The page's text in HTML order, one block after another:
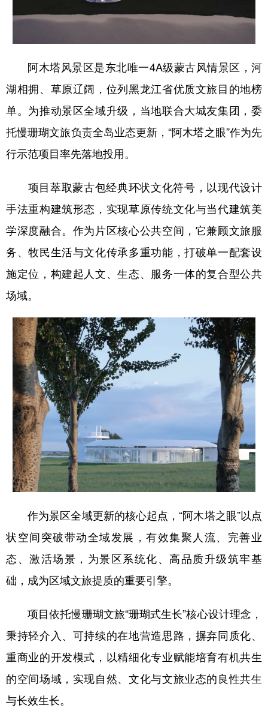
四川 贵州 云南 西藏
新疆 内蒙古 黑龙江
多语种频道
English Español Français عربى
Русский язык
Deutsch Português
阿木塔风景区是东北唯一4A级蒙古风情景区，河
湖相拥、草原辽阔，位列黑龙江省优质文旅目的地榜
单。为推动景区全域升级，当地联合大城友集团，委
托慢珊瑚文旅负责全岛业态更新，“阿木塔之眼”作为先
行示范项目率先落地投用。
项目萃取蒙古包经典环状文化符号，以现代设计
手法重构建筑形态，实现草原传统文化与当代建筑美
学深度融合。作为片区核心公共空间，它兼顾文旅服
务、牧民生活与文化传承多重功能，打破单一配套设
施定位，构建起人文、生态、服务一体的复合型公共
场域。
作为景区全域更新的核心起点，“阿木塔之眼”以点
状空间突破带动全域发展，有效集聚人流、完善业
态、激活场景，为景区系统化、高品质升级筑牢基
础，成为区域文旅提质的重要引擎。
项目依托慢珊瑚文旅“珊瑚式生长”核心设计理念，
秉持轻介入、可持续的在地营造思路，摒弃同质化、
重商业的开发模式，以精细化专业赋能培育有机共生
的空间场域，实现自然、文化与文旅业态的良性共生
与长效生长。